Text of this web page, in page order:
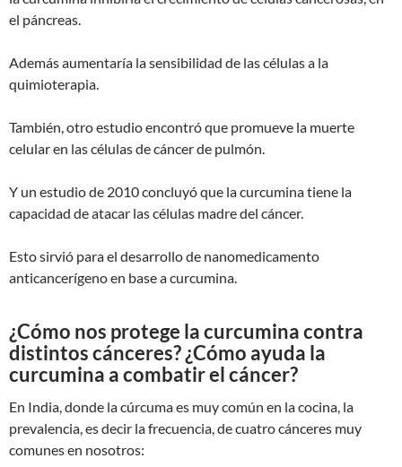
el páncreas.
Además aumentaría la sensibilidad de las células a la
quimioterapia.
También, otro estudio encontró que promueve la muerte
celular en las células de cáncer de pulmón.
Y un estudio de 2010 concluyó que la curcumina tiene la
capacidad de atacar las células madre del cáncer.
Esto sirvió para el desarrollo de nanomedicamento
anticancerígeno en base a curcumina.
¿Cómo nos protege la curcumina contra
distintos cánceres?¿Cómo ayuda la
curcumina a combatir el cáncer?
En India, donde la cúrcuma es muy común en la cocina, la
prevalencia, es decir la frecuencia, de cuatro cánceres muy
comunes en nosotros: